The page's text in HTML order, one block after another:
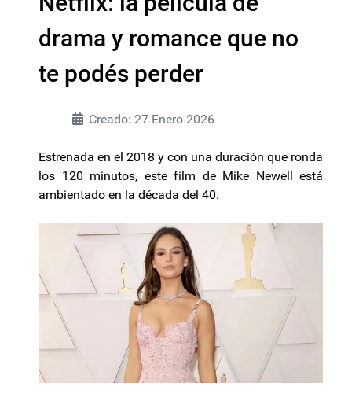
drama y romance que no
te podés perder
Creado: 27 Enero 2026
Estrenada en el 2018 y con una duración que ronda
los 120 minutos, este film de Mike Newell está
ambientado en la década del 40.